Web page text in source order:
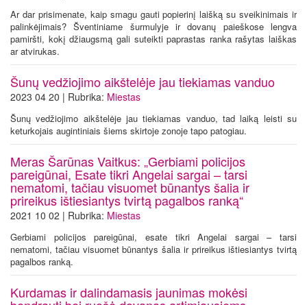
Ar dar prisimenate, kaip smagu gauti popierinį laišką su sveikinimais ir
palinkėjimais? Šventiniame šurmulyje ir dovanų paieškose lengva
pamiršti, kokį džiaugsmą gali suteikti paprastas ranka rašytas laiškas
ar atvirukas.
Šunų vedžiojimo aikštelėje jau tiekiamas vanduo
2023 04 20 | Rubrika: Miestas
Šunų vedžiojimo aikštelėje jau tiekiamas vanduo, tad laiką leisti su
keturkojais augintiniais šiems skirtoje zonoje tapo patogiau.
Meras Šarūnas Vaitkus: „Gerbiami policijos
pareigūnai, Esate tikri Angelai sargai – tarsi
nematomi, tačiau visuomet būnantys šalia ir
prireikus ištiesiantys tvirtą pagalbos ranką“
2021 10 02 | Rubrika: Miestas
Gerbiami policijos pareigūnai, esate tikri Angelai sargai – tarsi
nematomi, tačiau visuomet būnantys šalia ir prireikus ištiesiantys tvirtą
pagalbos ranką.
Kurdamas ir dalindamasis jaunimas mokėsi